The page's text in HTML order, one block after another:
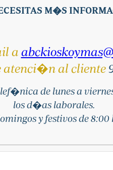
M�S
a
atenci�n al cliente
de lunes a
los d�as laborales.
y festivos de 8:00